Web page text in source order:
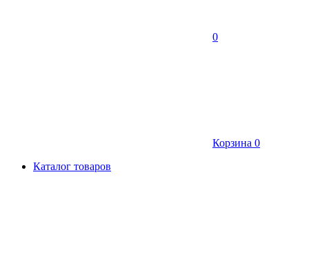
0
Корзина 0
Каталог товаров